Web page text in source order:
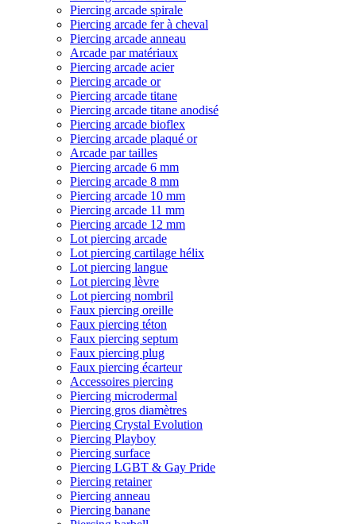
Piercing arcade spirale
Piercing arcade fer à cheval
Piercing arcade anneau
Arcade par matériaux
Piercing arcade acier
Piercing arcade or
Piercing arcade titane
Piercing arcade titane anodisé
Piercing arcade bioflex
Piercing arcade plaqué or
Arcade par tailles
Piercing arcade 6 mm
Piercing arcade 8 mm
Piercing arcade 10 mm
Piercing arcade 11 mm
Piercing arcade 12 mm
Lot piercing arcade
Lot piercing cartilage hélix
Lot piercing langue
Lot piercing lèvre
Lot piercing nombril
Faux piercing oreille
Faux piercing téton
Faux piercing septum
Faux piercing plug
Faux piercing écarteur
Accessoires piercing
Piercing microdermal
Piercing gros diamètres
Piercing Crystal Evolution
Piercing Playboy
Piercing surface
Piercing LGBT & Gay Pride
Piercing retainer
Piercing anneau
Piercing banane